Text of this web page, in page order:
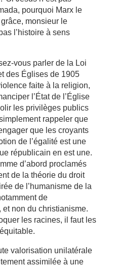
pourquoi Marx le
monsieur le
l’histoire à sens
vous parler de la Loi
des Églises de 1905
faite à la religion,
l’État de l’Église
les privilèges publics
rappeler que
que les croyants
de l’égalité est une
républicain en est une.
d’abord proclamés
de la théorie du droit
de l’humanisme de la
de
et non du christianisme.
les racines, il faut les
valorisation unilatérale
assimilée à une